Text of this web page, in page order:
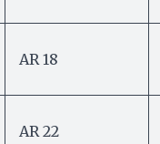
AR 18
AR 22